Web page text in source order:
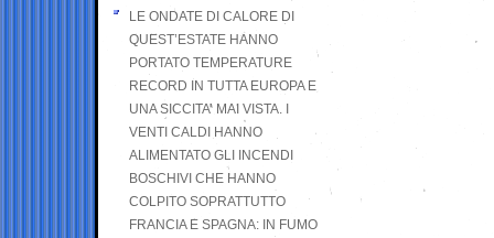
LE ONDATE DI CALORE DI
QUEST’ESTATE HANNO
PORTATO TEMPERATURE
RECORD IN TUTTA EUROPA E
UNA SICCITA’ MAI VISTA. I
VENTI CALDI HANNO
ALIMENTATO GLI INCENDI
BOSCHIVI CHE HANNO
COLPITO SOPRATTUTTO
FRANCIA E SPAGNA: IN FUMO